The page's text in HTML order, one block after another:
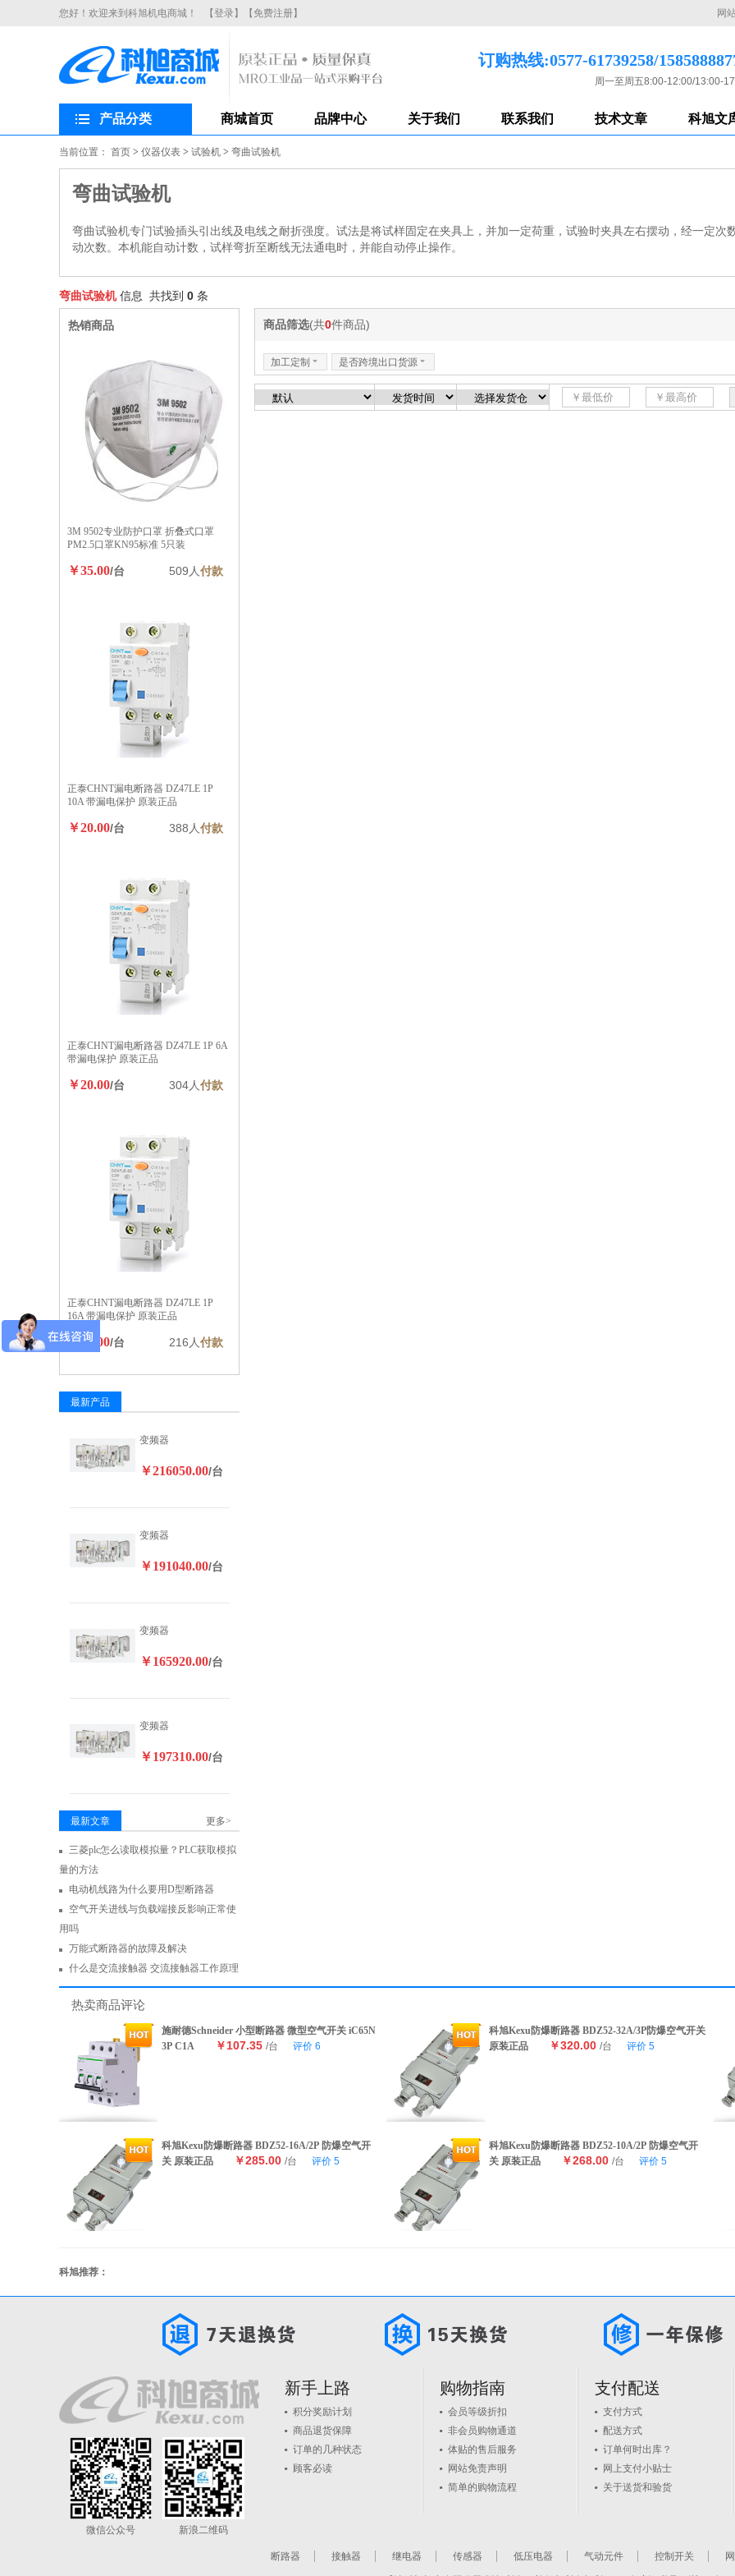
您好！欢迎来到科旭机电商城！ 【登录】 【免费注册】 网
订购热线:0577-61739258/
周一至周五8:00-12:00/13:00-
产品分类 商城首页 品牌中心 关于我们 联系我们 技术文章 科旭文
当前位置： 首页 > 仪器仪表 > 试验机 > 弯曲试验机
弯曲试验机
弯曲试验机专门试验插头引出线及电线之耐折强度。试法是将试样固定在夹具上，并加一定荷重，试验时夹具左右摆动，经一定
动次数。本机能自动计数，试样弯折至断线无法通电时，并能自动停止操作。
弯曲试验机信息 共找到 0 条
商品筛选(共0件商品)
加工定制 6 是否跨境出口货源 6
热销商品
3M 9502专业防护口罩 折叠式口罩
PM2.5口罩KN95标准 5只装
￥35.00/台 509人付款
正泰CHNT漏电断路器 DZ47LE 1P
10A 带漏电保护 原装正品
￥20.00/台 388人付款
正泰CHNT漏电断路器 DZ47LE 1P 6A
带漏电保护 原装正品
￥20.00/台 304人付款
正泰CHNT漏电断路器 DZ47LE 1P
16A 带漏电保护 原装正品
￥20.00/台 216人付款
最新产品
变频器
￥216050.00/台
变频器
￥191040.00/台
变频器
￥165920.00/台
变频器
￥197310.00/台
最新文章 更多>
三菱plc怎么读取模拟量？PLC获取模拟
量的方法
电动机线路为什么要用D型断路器
空气开关进线与负载端接反影响正常使
用吗
万能式断路器的故障及解决
什么是交流接触器 交流接触器工作原理
热卖商品评论
施耐德Schneider 小型断路器 微型空气开关 iC65N
3P C1A
￥107.35 /台 评价 6
科旭Kexu防爆断路器 BDZ52-32A/3P防爆空气开关
原装正品
￥320.00 /台 评价 5
科旭Kexu防爆断路器 BDZ52-16A/2P 防爆空气开
关 原装正品
￥285.00 /台 评价 5
科旭Kexu防爆断路器 BDZ52-10A/2P 防爆空气开
关 原装正品
￥268.00 /台 评价 5
科旭推荐：
微信公众号 新浪二维码
新手上路
积分奖励计划
商品退货保障
订单的几种状态
顾客必读
购物指南
会员等级折扣
非会员购物通道
体贴的售后服务
网站免责声明
简单的购物流程
支付配送
支付方式
配送方式
订单何时出库？
网上支付小贴士
关于送货和验货
断路器 接触器 继电器 传感器 低压电器 气动元件 控制开关